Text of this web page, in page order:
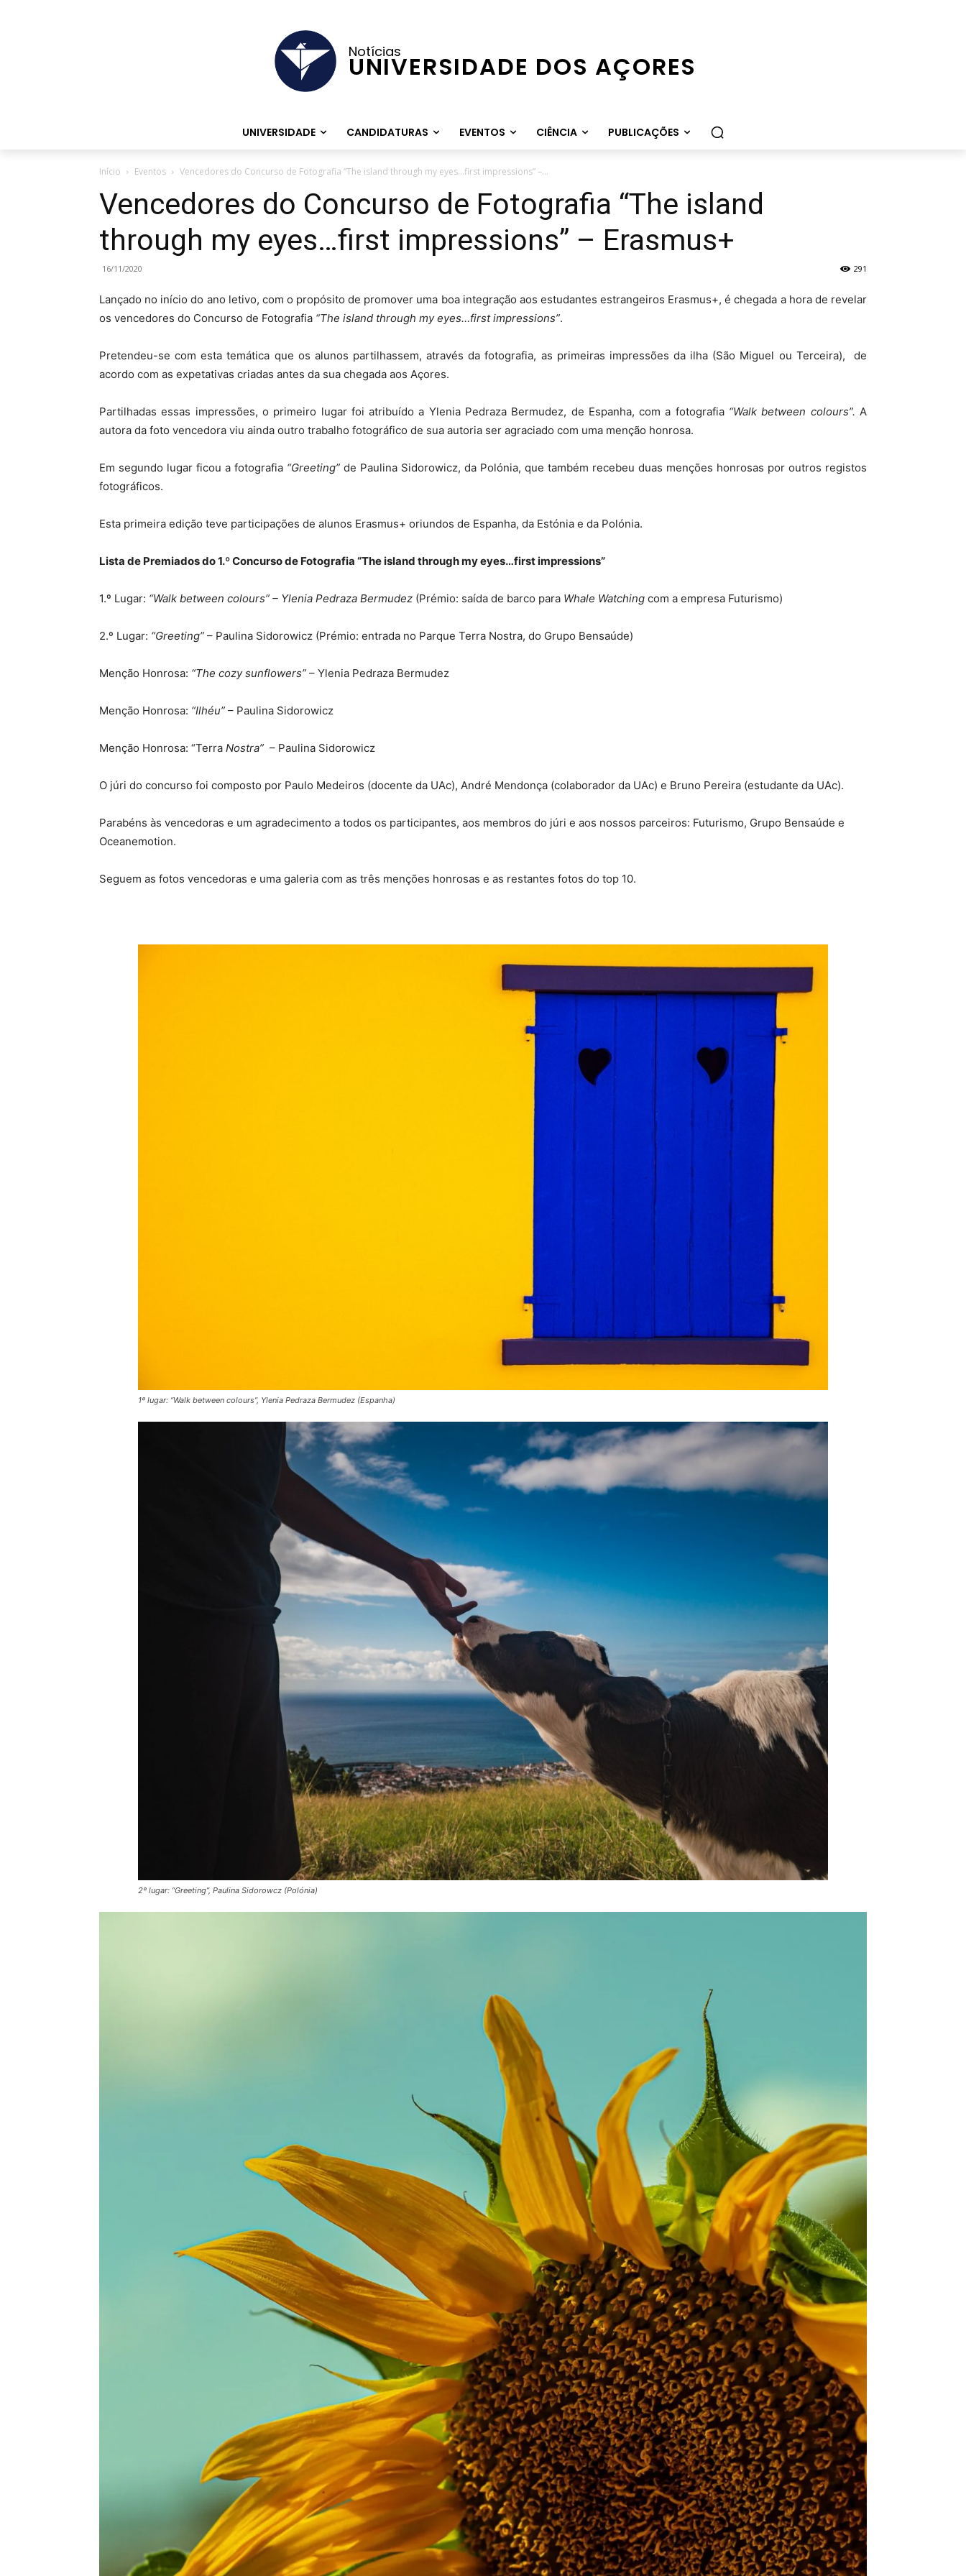
Notícias
UNIVERSIDADE DOS AÇORES
UNIVERSIDADE CANDIDATURAS EVENTOS CIÊNCIA PUBLICAÇÕES
Início Eventos Vencedores do Concurso de Fotografia “The island through my eyes…first impressions” –...
Vencedores do Concurso de Fotografia “The island
through my eyes…first impressions” – Erasmus+
16/11/2020 291
Lançado no início do ano letivo, com o propósito de promover uma boa integração aos estudantes estrangeiros Erasmus+, é chegada a hora de revelar
os vencedores do Concurso de Fotografia “The island through my eyes…first impressions”.
Pretendeu-se com esta temática que os alunos partilhassem, através da fotografia, as primeiras impressões da ilha (São Miguel ou Terceira), de
acordo com as expetativas criadas antes da sua chegada aos Açores.
Partilhadas essas impressões, o primeiro lugar foi atribuído a Ylenia Pedraza Bermudez, de Espanha, com a fotografia “Walk between colours”. A
autora da foto vencedora viu ainda outro trabalho fotográfico de sua autoria ser agraciado com uma menção honrosa.
Em segundo lugar ficou a fotografia “Greeting” de Paulina Sidorowicz, da Polónia, que também recebeu duas menções honrosas por outros registos
fotográficos.
Esta primeira edição teve participações de alunos Erasmus+ oriundos de Espanha, da Estónia e da Polónia.
Lista de Premiados do 1.º Concurso de Fotografia “The island through my eyes…first impressions”
1.º Lugar: “Walk between colours” – Ylenia Pedraza Bermudez (Prémio: saída de barco para Whale Watching com a empresa Futurismo)
2.º Lugar: “Greeting” – Paulina Sidorowicz (Prémio: entrada no Parque Terra Nostra, do Grupo Bensaúde)
Menção Honrosa: “The cozy sunflowers” – Ylenia Pedraza Bermudez
Menção Honrosa: “Ilhéu” – Paulina Sidorowicz
Menção Honrosa: “Terra Nostra” – Paulina Sidorowicz
O júri do concurso foi composto por Paulo Medeiros (docente da UAc), André Mendonça (colaborador da UAc) e Bruno Pereira (estudante da UAc).
Parabéns às vencedoras e um agradecimento a todos os participantes, aos membros do júri e aos nossos parceiros: Futurismo, Grupo Bensaúde e
Oceanemotion.
Seguem as fotos vencedoras e uma galeria com as três menções honrosas e as restantes fotos do top 10.
1º lugar: “Walk between colours”, Ylenia Pedraza Bermudez (Espanha)
2º lugar: “Greeting”, Paulina Sidorowcz (Polónia)